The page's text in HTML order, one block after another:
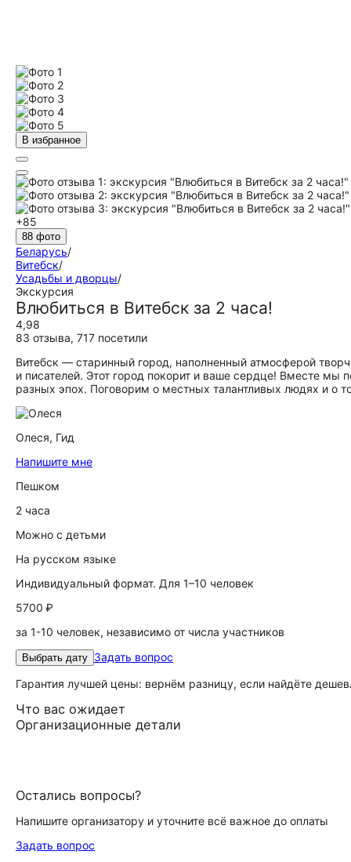
В избранное
+85
88 фото
Беларусь/
Витебск/
Усадьбы и дворцы/
Экскурсия
Влюбиться в Витебск за 2 часа!
4,98
83 отзыва, 717 посетили
Витебск — старинный город, наполненный атмосферой
и писателей. Этот город покорит и ваше сердце! Вместе мы
разных эпох. Поговорим о местных талантливых людях и о
Олеся, Гид
Напишите мне
Пешком
2 часа
Можно с детьми
На русском языке
Индивидуальный формат. Для 1–10 человек
5700 ₽
за 1-10 человек, независимо от числа участников
Выбрать дату Задать вопрос
Гарантия лучшей цены: вернём разницу, если найдёте
Что вас ожидает
Организационные детали
Остались вопросы?
Напишите организатору и уточните всё важное до оплаты
Задать вопрос